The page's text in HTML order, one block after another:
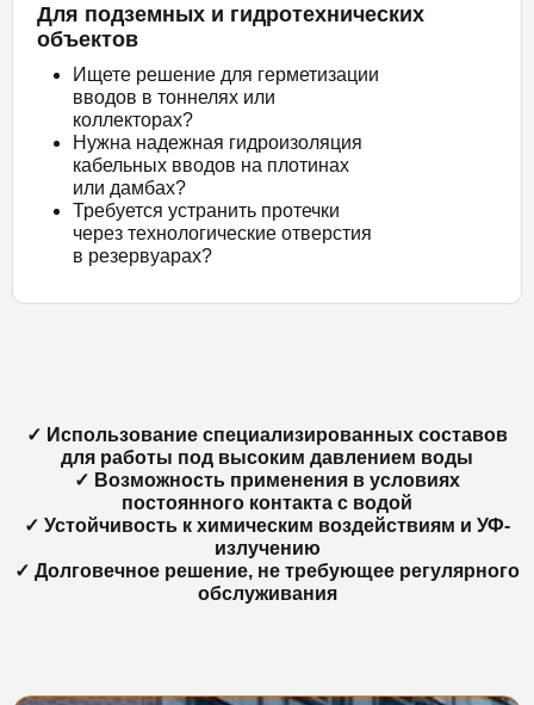
Для подземных и гидротехнических
объектов
Ищете решение для герметизации
вводов в тоннелях или
коллекторах?
Нужна надежная гидроизоляция
кабельных вводов на плотинах
или дамбах?
Требуется устранить протечки
через технологические отверстия
в резервуарах?
✓ Использование специализированных составов
для работы под высоким давлением воды
✓ Возможность применения в условиях
постоянного контакта с водой
✓ Устойчивость к химическим воздействиям и УФ-
излучению
✓ Долговечное решение, не требующее регулярного
обслуживания